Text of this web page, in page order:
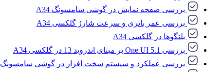
بررسی صفحه نمایش در گوشی سامسونگ A34
بررسی عمر باتری و سرعت شارژ گلکسی A34
بلنگو‌ها در گلکسی A34
بررسی One UI 5.1 بر مبنای اندروید 13 در گلکسی A34
بررسی عملکرد و سیستم سخت افزار در گوشی سامسونگ A34